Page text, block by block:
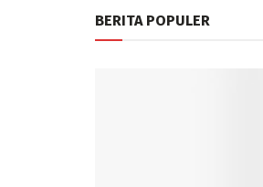
BERITA POPULER